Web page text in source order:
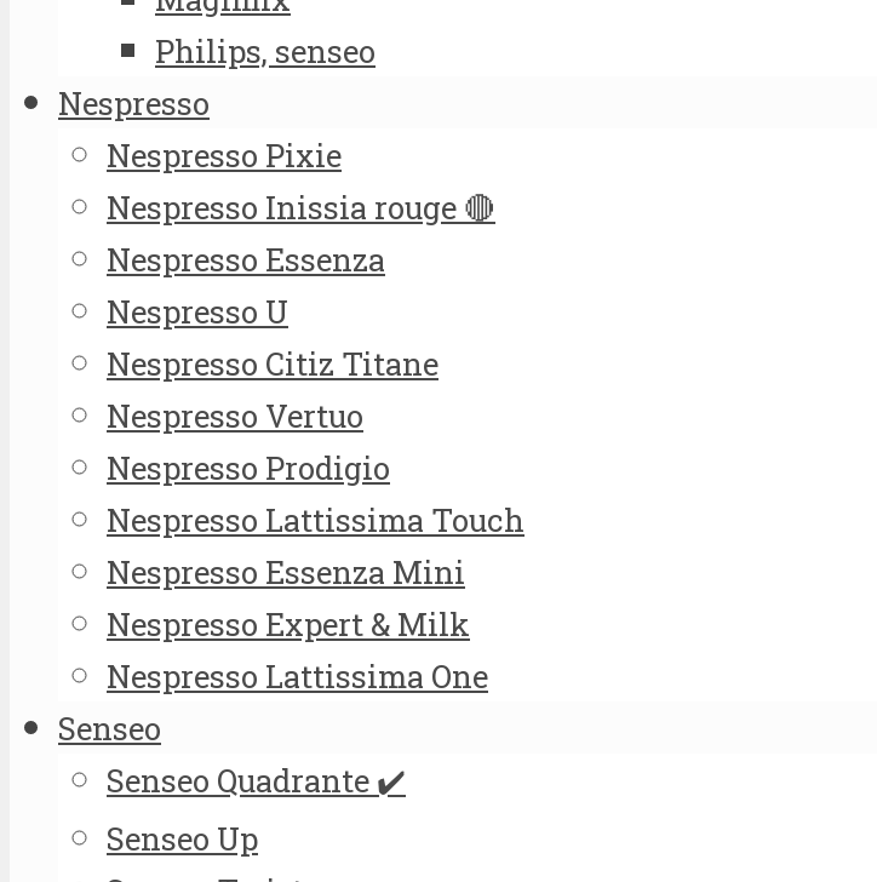
Philips, senseo
Nespresso
Nespresso Pixie
Nespresso Inissia rouge 🔴
Nespresso Essenza
Nespresso U
Nespresso Citiz Titane
Nespresso Vertuo
Nespresso Prodigio
Nespresso Lattissima Touch
Nespresso Essenza Mini
Nespresso Expert & Milk
Nespresso Lattissima One
Senseo
Senseo Quadrante ✔️
Senseo Up